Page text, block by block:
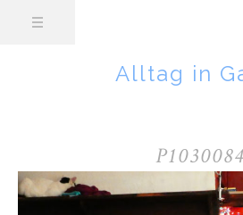
Alltag in
P1030084